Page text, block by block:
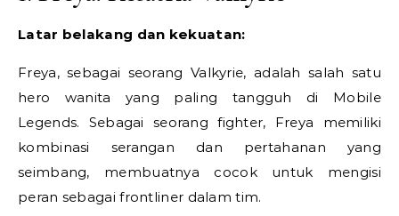
Latar belakang dan kekuatan:
Freya, sebagai seorang Valkyrie, adalah salah satu
hero wanita yang paling tangguh di Mobile
Legends. Sebagai seorang fighter, Freya memiliki
kombinasi serangan dan pertahanan yang
seimbang, membuatnya cocok untuk mengisi
peran sebagai frontliner dalam tim.